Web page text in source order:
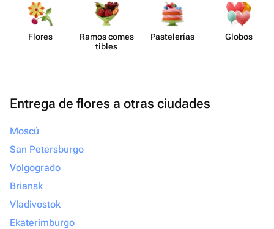
Flores
Ramos comes​
tibles
Paste​lerías Globos
Entrega de flores a otras ciudades
Moscú
San Petersburgo
Volgogrado
Briansk
Vladivostok
Ekaterimburgo